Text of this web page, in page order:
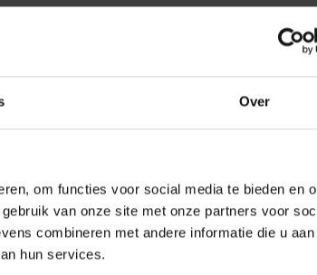
Over
om functies voor social media te bieden en
van onze site met onze partners voor
combineren met andere informatie die u
hun services.
Meld je aan voor onze
Blijf op de hoogte van onze actuele